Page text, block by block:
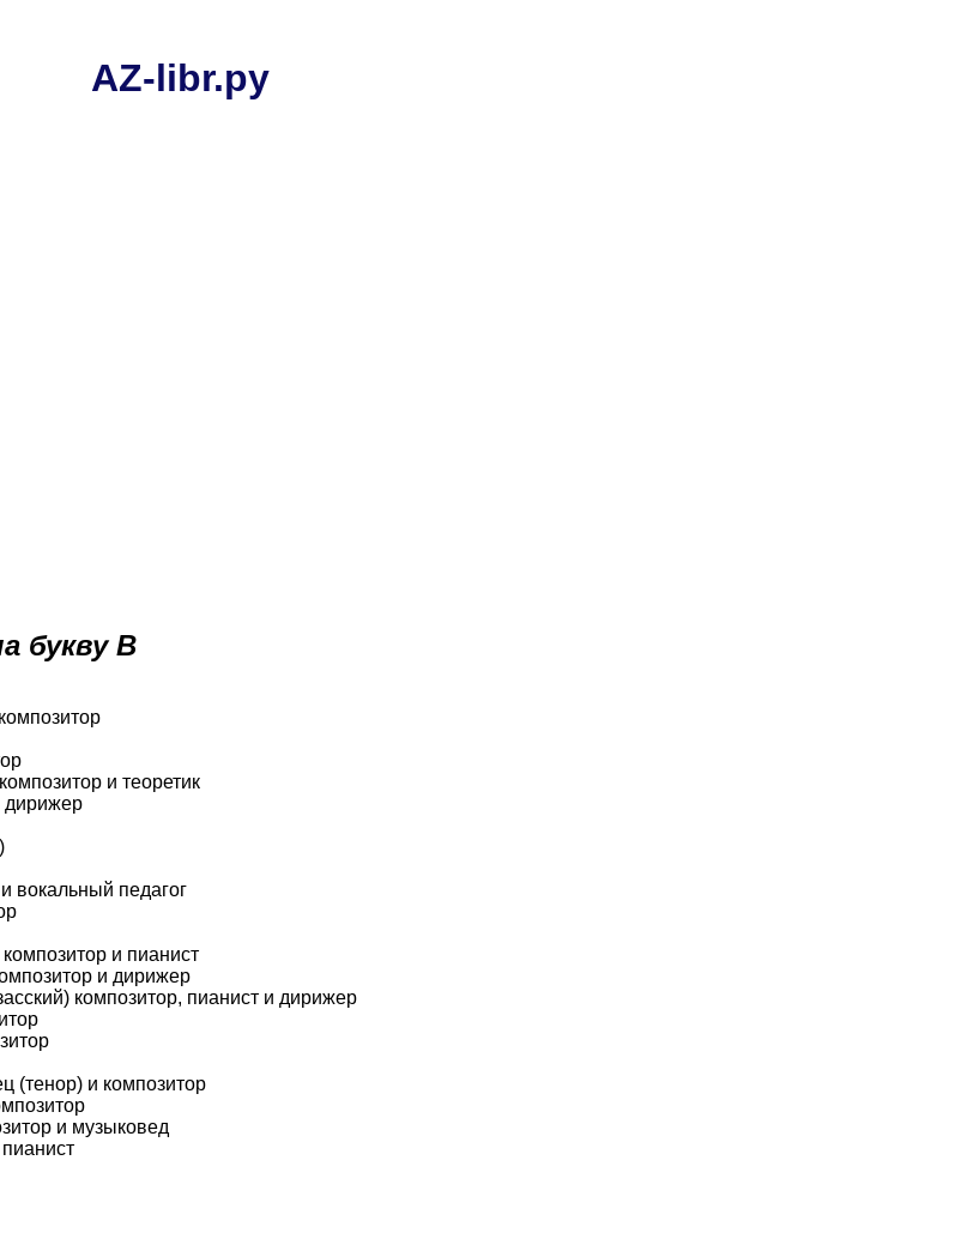
AZ-libr.ру
букву В
и теоретик
дирижер
вокальный педагог
и пианист
и дирижер
композитор, пианист и дирижер
(тенор) и композитор
и музыковед